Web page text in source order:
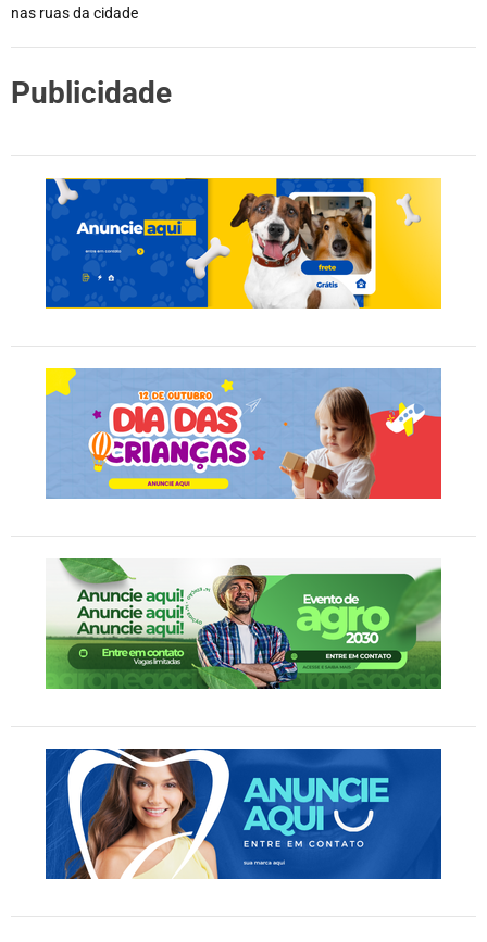
nas ruas da cidade
Publicidade